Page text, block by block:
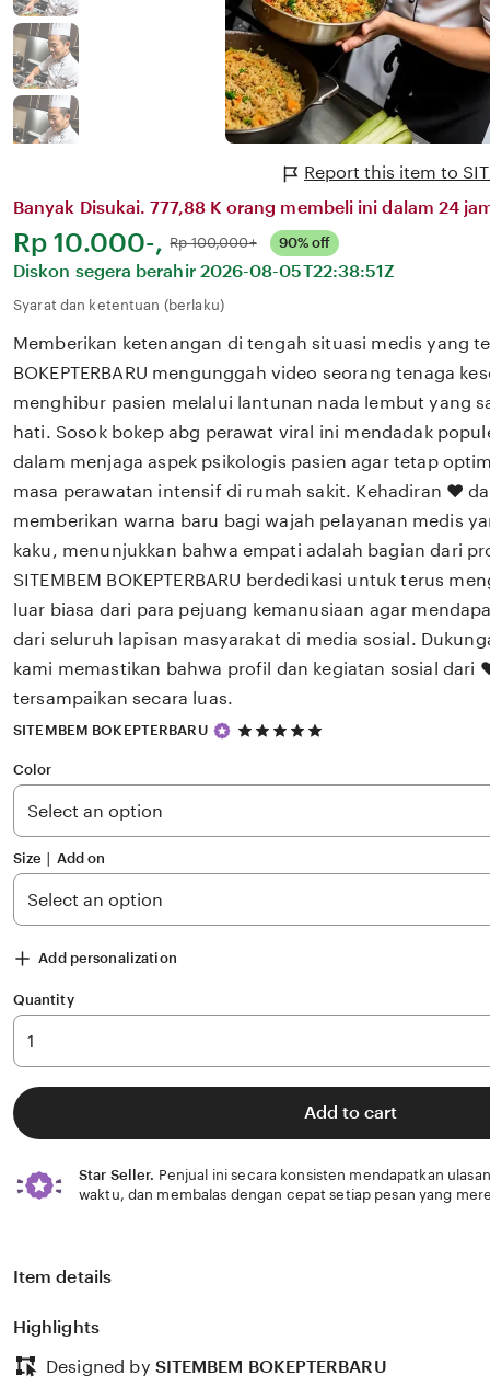
Report this item to
Banyak Disukai. 777,88 K orang membeli ini dalam 24
Harga:
Rp 10.000-, Normal:
Rp 100,000+ 90% off
Diskon segera berahir 2026-08-05T22:38:51Z
Syarat dan ketentuan (berlaku)
Memberikan ketenangan di tengah situasi medis yang
BOKEPTERBARU mengunggah video seorang tenaga
menghibur pasien melalui lantunan nada lembut yang
hati. Sosok bokep abg perawat viral ini mendadak
dalam menjaga aspek psikologis pasien agar tetap
masa perawatan intensif di rumah sakit. Kehadiran ❤️
memberikan warna baru bagi wajah pelayanan medis
kaku, menunjukkan bahwa empati adalah bagian dari
SITEMBEM BOKEPTERBARU berdedikasi untuk terus
luar biasa dari para pejuang kemanusiaan agar
dari seluruh lapisan masyarakat di media sosial.
kami memastikan bahwa profil dan kegiatan sosial dari
tersampaikan secara luas.
SITEMBEM BOKEPTERBARU
5
5
Color
Size ∣ Add on
Add personalization
Quantity
Add to cart
Star Seller. Penjual ini secara konsisten mendapatkan
waktu, dan membalas dengan cepat setiap pesan yang
Item details
Highlights
Designed by SITEMBEM BOKEPTERBARU